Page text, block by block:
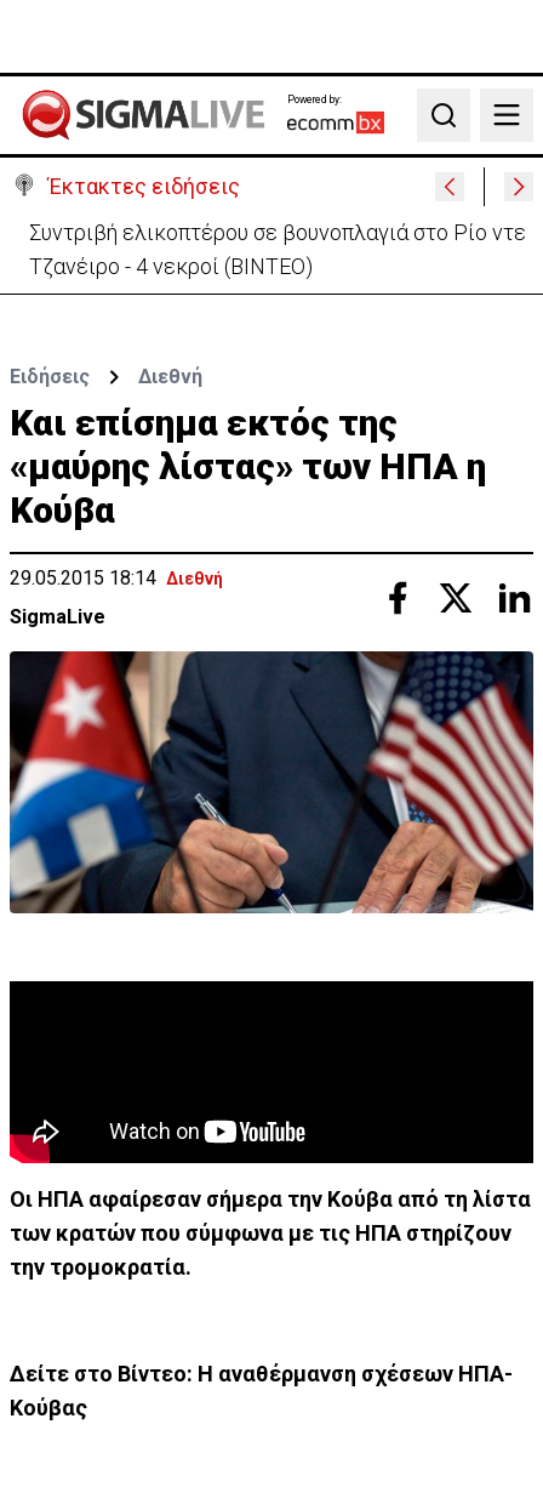
Powered by:
Search
Έκτακτες ειδήσεις
Συντριβή ελικοπτέρου σε βουνοπλαγιά στο Ρίο ντε
Τζανέιρο - 4 νεκροί (BINTEO)
Ειδήσεις Διεθνή
Και επίσημα εκτός της
«μαύρης λίστας» των ΗΠΑ η
Κούβα
29.05.2015 18:14 Διεθνή
SigmaLive
Oι ΗΠΑ αφαίρεσαν σήμερα την Κούβα από τη λίστα
των κρατών που σύμφωνα με τις ΗΠΑ στηρίζουν
την τρομοκρατία.
Δείτε στο Βίντεο: Η αναθέρμανση σχέσεων ΗΠΑ-
Κούβας